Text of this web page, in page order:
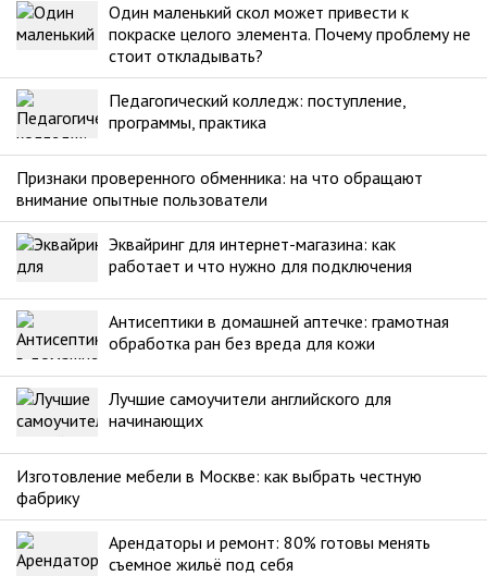
Один маленький скол может привести к
покраске целого элемента. Почему проблему не
стоит откладывать?
Педагогический колледж: поступление,
программы, практика
Признаки проверенного обменника: на что обращают
внимание опытные пользователи
Эквайринг для интернет-магазина: как
работает и что нужно для подключения
Антисептики в домашней аптечке: грамотная
обработка ран без вреда для кожи
Лучшие самоучители английского для
начинающих
Изготовление мебели в Москве: как выбрать честную
фабрику
Арендаторы и ремонт: 80% готовы менять
съемное жильё под себя